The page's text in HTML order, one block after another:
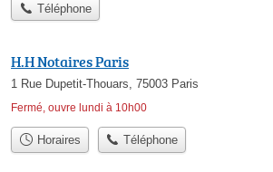
Téléphone
H.H Notaires Paris
1 Rue Dupetit-Thouars, 75003 Paris
Fermé, ouvre lundi à 10h00
Horaires Téléphone